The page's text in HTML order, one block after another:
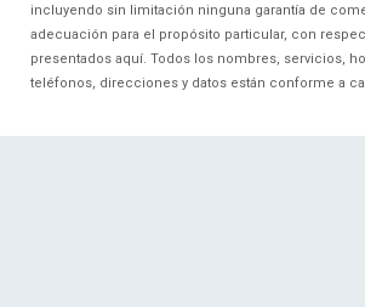
incluyendo sin limitación ninguna garantía de
adecuación para el propósito particular, con
presentados aquí. Todos los nombres, servicios,
teléfonos, direcciones y datos están conforme a